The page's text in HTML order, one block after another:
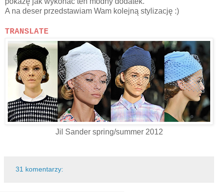
A na deser przedstawiam Wam kolejną stylizację :)
TRANSLATE
Jil Sander spring/summer 2012
31 komentarzy: